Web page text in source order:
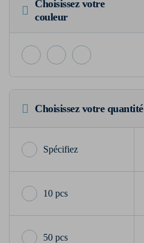
Choisissez votre
couleur
Choisissez votre quantité
10 pcs
50 pcs